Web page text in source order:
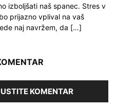
izboljšati naš spanec. Stres v
prijazno vplival na vaš
naj navržem, da […]
KOMENTAR